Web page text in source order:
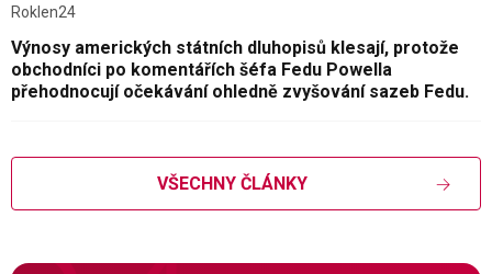
Roklen24
Výnosy amerických státních dluhopisů klesají, protože
obchodníci po komentářích šéfa Fedu Powella
přehodnocují očekávání ohledně zvyšování sazeb Fedu.
VŠECHNY ČLÁNKY